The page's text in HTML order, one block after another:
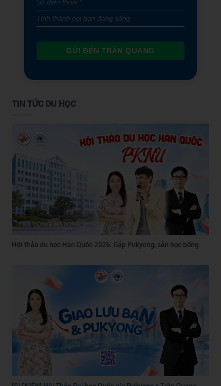
GỬI ĐẾN TRẦN QUANG
TIN TỨC DU HỌC
Hội thảo du học Hàn Quốc 2026: Gặp Pukyong, săn học bổng